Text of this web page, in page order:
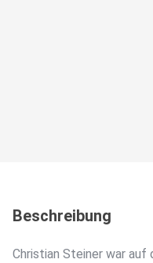
Beschreibung
Christian Steiner war